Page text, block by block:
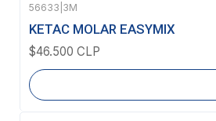
Agotado
56633 3M
KETAC MOLAR EASYMIX
$46.500 CLP